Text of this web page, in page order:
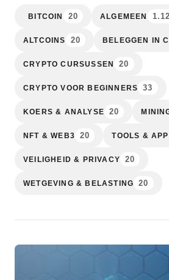
BITCOIN 20 ALGEMEEN
ALTCOINS 20 BELEGGEN IN
CRYPTO CURSUSSEN 20
CRYPTO VOOR BEGINNERS 33
KOERS & ANALYSE 20
NFT & WEB3 20 TOOLS &
VEILIGHEID & PRIVACY 20
WETGEVING & BELASTING 20